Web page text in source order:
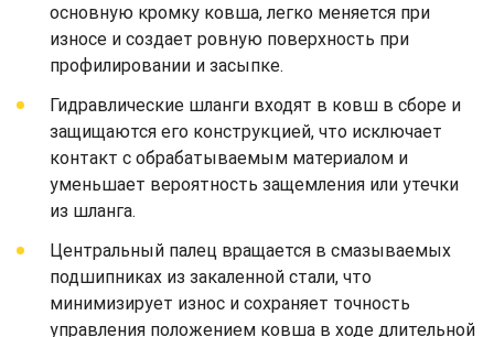
основную кромку ковша, легко меняется при
износе и создает ровную поверхность при
профилировании и засыпке.
Гидравлические шланги входят в ковш в сборе и
защищаются его конструкцией, что исключает
контакт с обрабатываемым материалом и
уменьшает вероятность защемления или утечки
из шланга.
Центральный палец вращается в смазываемых
подшипниках из закаленной стали, что
минимизирует износ и сохраняет точность
управления положением ковша в ходе длительной